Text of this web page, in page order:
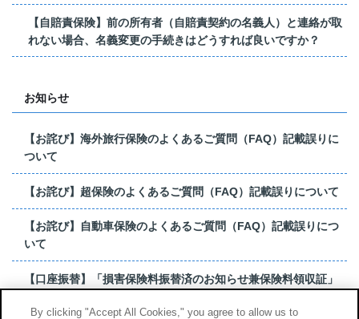
【自賠責保険】前の所有者（自賠責契約の名義人）と連絡が取
れない場合、名義変更の手続きはどうすれば良いですか？
お知らせ
【お詫び】海外旅行保険のよくあるご質問（FAQ）記載誤りに
ついて
【お詫び】超保険のよくあるご質問（FAQ）記載誤りについて
【お詫び】自動車保険のよくあるご質問（FAQ）記載誤りにつ
いて
【口座振替】「損害保険料振替済のお知らせ兼保険料領収証」
By clicking "Accept All Cookies," you agree to allow us to